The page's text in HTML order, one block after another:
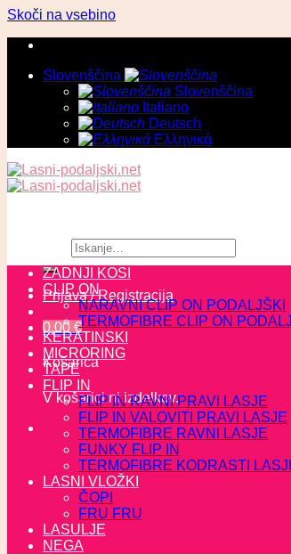
Skoči na vsebino
Slovenščina
Slovenščina
Italiano
Deutsch
Ελληνικά
Prijava / Registracija
0,00 €
Košarica
V košarici ni izdelkov.
ZADNJI KOSI
CLIP ON
NARAVNI CLIP ON PODALJŠKI
TERMOFIBRE CLIP ON
KERATINSKI
MICRORING
TAPE
FLIP IN
FLIP IN RAVNI PRAVI LASJE
FLIP IN VALOVITI PRAVI LASJE
TERMOFIBRE RAVNI LASJE
FUNKY FLIP IN
TERMOFIBRE KODRASTI
LASNI VLOŽKI
ČOPI
FRU FRU
LASULJE
NEGA